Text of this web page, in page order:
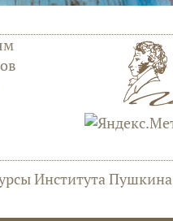
Института Пушкина